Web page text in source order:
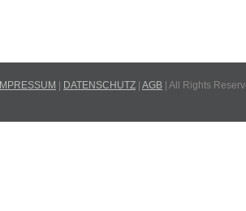
IMPRESSUM DATENSCHUTZ AGB | All Rights